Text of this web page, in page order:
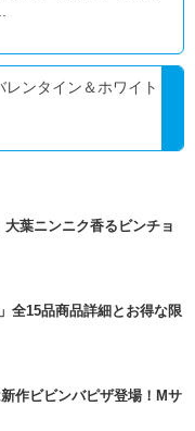
ンタイン＆ホワイト
葉ニンニク香るビンチョ
全15品商品詳細とお得な限
作ビビンバピザ登場！Mサ